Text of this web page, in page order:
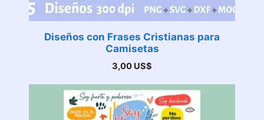
Diseños con Frases Cristianas para
Camisetas
3,00 US$